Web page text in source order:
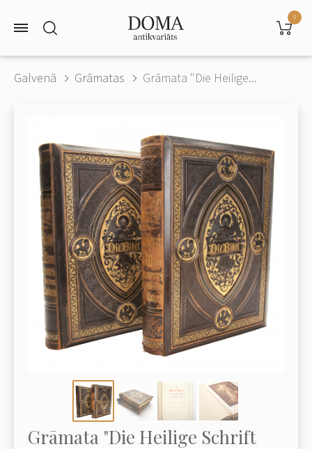
0
Galvenā Grāmatas Grāmata "Die Heilige...
Grāmata "Die Heilige Schrift